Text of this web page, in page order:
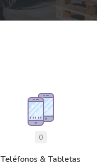
0
Teléfonos & Tabletas